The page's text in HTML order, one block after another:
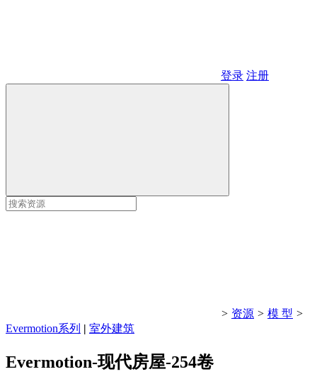
登录 注册
> 资源 > 模 型 >
Evermotion系列 | 室外建筑
Evermotion-现代房屋-254卷